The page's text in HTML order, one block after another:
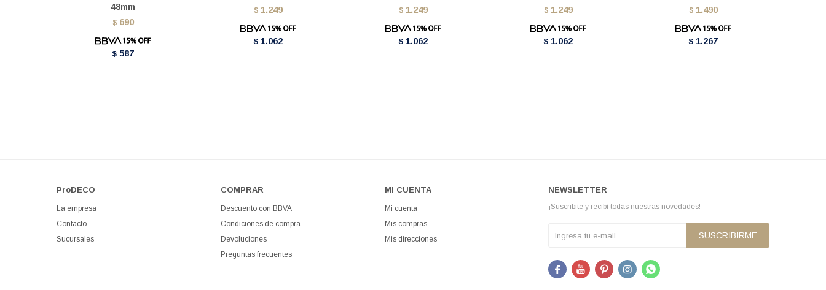
48mm
$ 690
$ 587
$ 1.249
$ 1.062
$ 1.249
$ 1.062
$ 1.249
$ 1.062
$ 1.490
$ 1.267
ProDECO
La empresa
Contacto
Sucursales
COMPRAR
Descuento con BBVA
Condiciones de compra
Devoluciones
Preguntas frecuentes
MI CUENTA
Mi cuenta
Mis compras
Mis direcciones
NEWSLETTER
¡Suscribite y recibí todas nuestras novedades!
SUSCRIBIRME
    